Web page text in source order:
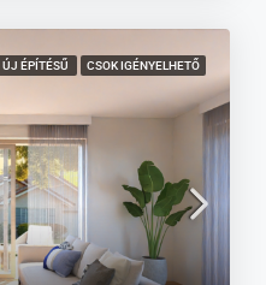
ÚJ ÉPÍTÉSŰ CSOK IGÉNYELHETŐ